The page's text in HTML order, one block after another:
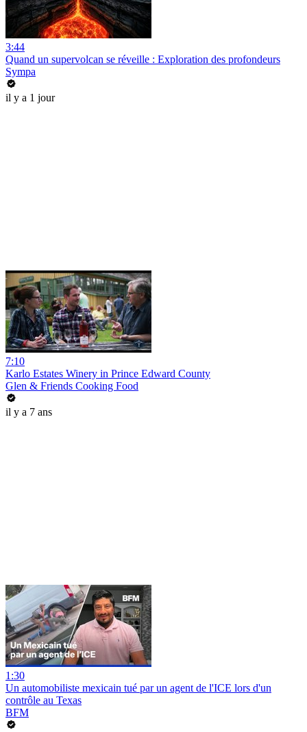
3:44
Quand un supervolcan se réveille : Exploration des profondeurs
Sympa
il y a 1 jour
7:10
Karlo Estates Winery in Prince Edward County
Glen & Friends Cooking Food
il y a 7 ans
1:30
Un automobiliste mexicain tué par un agent de l'ICE lors d'un
contrôle au Texas
BFM